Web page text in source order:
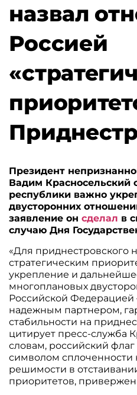
назвал
Россией
Президент
Вадим Красносельский
республики важно
двусторонних
заявление онсделал в
случаю Дня
«Для приднестровского
стратегическим
укрепление и
многоплановых
Российской
надежным партнером,
стабильности на
цитирует пресс-служба
словам, российский
символом сплоченности
решимости в
приоритетов,